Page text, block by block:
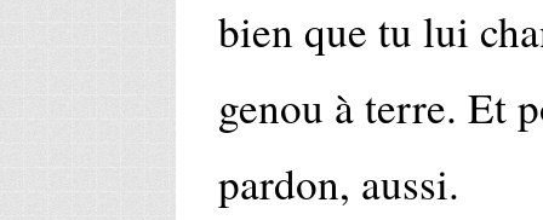
bien que tu lui
genou à terre. Et
pardon, aussi.